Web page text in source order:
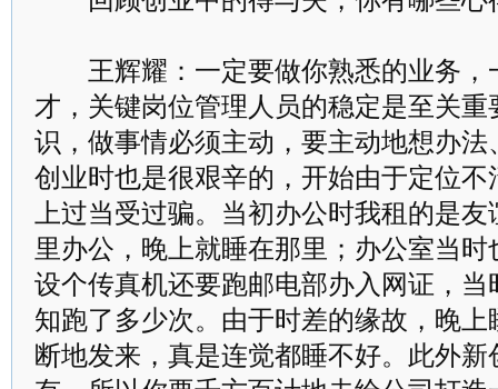
王辉耀：一定要做你熟悉的业务，
才，关键岗位管理人员的稳定是至关
识，做事情必须主动，要主动地想办
创业时也是很艰辛的，开始由于定位
上过当受过骗。当初办公时我租的是
里办公，晚上就睡在那里；办公室当
设个传真机还要跑邮电部办入网证，
知跑了多少次。由于时差的缘故，晚
断地发来，真是连觉都睡不好。此外